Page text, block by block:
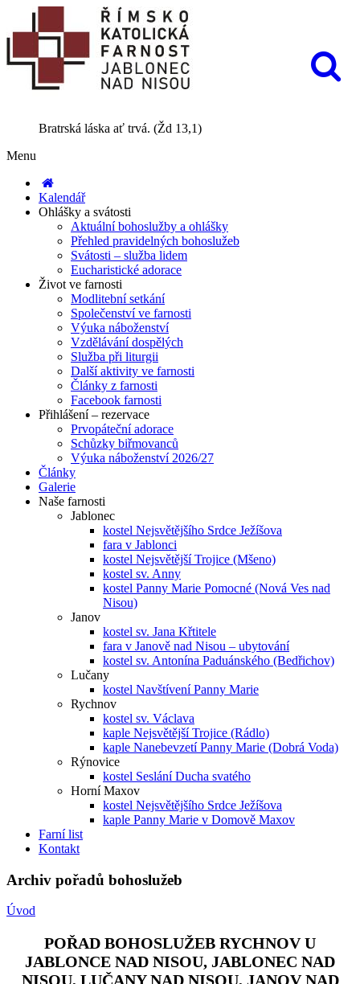
Bratrská láska ať trvá. (Žd 13,1)
Menu
Kalendář
Ohlášky a svátosti
Aktuální bohoslužby a ohlášky
Přehled pravidelných bohoslužeb
Svátosti – služba lidem
Eucharistické adorace
Život ve farnosti
Modlitební setkání
Společenství ve farnosti
Výuka náboženství
Vzdělávání dospělých
Služba při liturgii
Další aktivity ve farnosti
Články z farnosti
Facebook farnosti
Přihlášení – rezervace
Prvopáteční adorace
Schůzky biřmovanců
Výuka náboženství 2026/27
Články
Galerie
Naše farnosti
Jablonec
kostel Nejsvětějšího Srdce Ježíšova
fara v Jablonci
kostel Nejsvětější Trojice (Mšeno)
kostel sv. Anny
kostel Panny Marie Pomocné (Nová Ves nad
Nisou)
Janov
kostel sv. Jana Křtitele
fara v Janově nad Nisou – ubytování
kostel sv. Antonína Paduánského (Bedřichov)
Lučany
kostel Navštívení Panny Marie
Rychnov
kostel sv. Václava
kaple Nejsvětější Trojice (Rádlo)
kaple Nanebevzetí Panny Marie (Dobrá Voda)
Rýnovice
kostel Seslání Ducha svatého
Horní Maxov
kostel Nejsvětějšího Srdce Ježíšova
kaple Panny Marie v Domově Maxov
Farní list
Kontakt
Archiv pořadů bohoslužeb
Úvod
POŘAD BOHOSLUŽEB RYCHNOV U
JABLONCE NAD NISOU, JABLONEC NAD
NISOU, LUČANY NAD NISOU, JANOV NAD